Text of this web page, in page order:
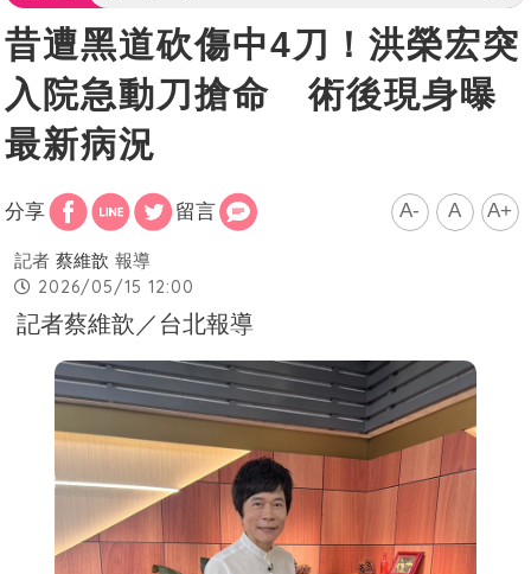
昔遭黑道砍傷中4刀！洪榮宏突
入院急動刀搶命 術後現身曝
最新病況
分享 留言 A- A A+
記者 蔡維歆 報導
2026/05/15 12:00
記者蔡維歆／台北報導